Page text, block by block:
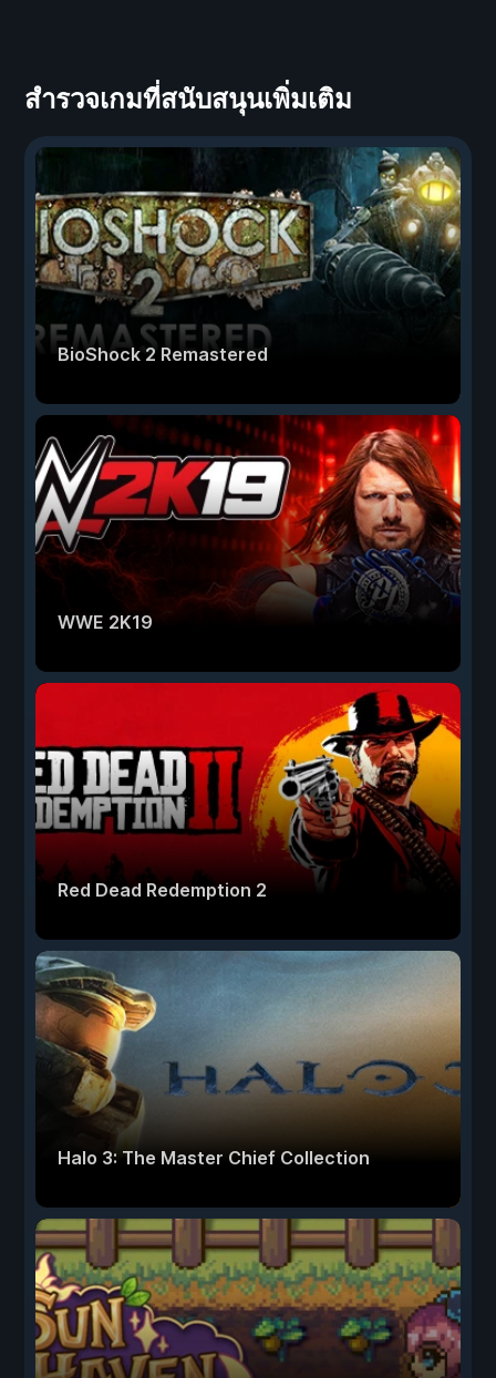
สำรวจเกมที่สนับสนุนเพิ่มเติม
BioShock 2 Remastered
WWE 2K19
Red Dead Redemption 2
Halo 3: The Master Chief Collection